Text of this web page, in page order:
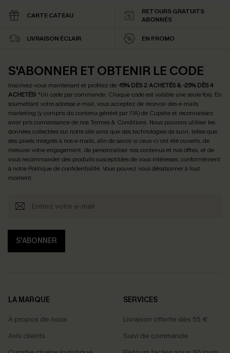
CARTE CATEAU
RETOURS GRATUITS
ABONNÉS
LIVRAISON ÉCLAIR EN PROMO
S'ABONNER ET OBTENIR LE CODE
Inscrivez-vous maintenant et profitez de -15% DÈS 2 ACHETÉS & -25% DÈS 4
ACHETÉS! *Un code par commande. Chaque code est valable une seule fois. En
soumettant votre adresse e-mail, vous acceptez de recevoir des e-mails
marketing (y compris du contenu généré par l'IA) de Cupshe et reconnaissez
avoir pris connaissance de nosTermes & Conditions. Nous pouvons utiliser les
données collectées sur notre site ainsi que des technologies de suivi, telles que
des pixels intégrés à nos e-mails, afin de savoir si ceux-ci ont été ouverts, de
mesurer votre engagement, de personnaliser nos contenus et nos offres, et de
vous recommander des produits susceptibles de vous intéresser, conformément
à notre Politique de confidentialité. Vous pouvez vous désabonner à tout
moment.
S'ABONNER
LA MARQUE
À propos de nous
Avis clients
SERVICES
Livraison offerte dès 55 €
Suivi de commande